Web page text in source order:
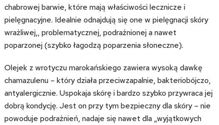
chabrowej barwie, które mają właściwości lecznicze i
pielęgnacyjne. Idealnie odnajdują się one w pielęgnacji skóry
wrażliwej,, problematycznej, podrażnionej a nawet
poparzonej (szybko łagodzą poparzenia słoneczne).
Olejek z wrotyczu marokańskiego zawiera wysoką dawkę
chamazulenu – który działa przeciwzapalnie, bakteriobójczo,
antyalergicznie. Uspokaja skórę i bardzo szybko przywraca jej
dobrą kondycję. Jest on przy tym bezpieczny dla skóry – nie
powoduje podrażnień, nadaje się nawet dla „wyjątkowych